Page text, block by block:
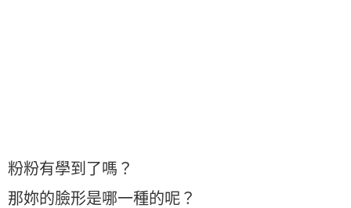
粉粉有學到了嗎？
那妳的臉形是哪一種的呢？